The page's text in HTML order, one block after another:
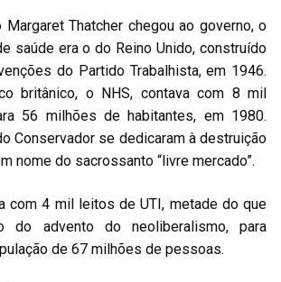
Margaret Thatcher chegou ao governo, o
saúde era o do Reino Unido, construído
do Partido Trabalhista, em 1946.
britânico, o NHS, contava com 8 mil
56 milhões de habitantes, em 1980.
Conservador se dedicaram à destruição
nome do sacrossanto “livre mercado”.
com 4 mil leitos de UTI, metade do que
do advento do neoliberalismo, para
de 67 milhões de pessoas.